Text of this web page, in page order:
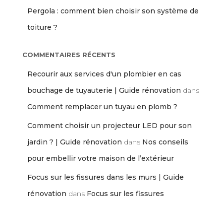
Pergola : comment bien choisir son système de
toiture ?
COMMENTAIRES RÉCENTS
Recourir aux services d'un plombier en cas
bouchage de tuyauterie | Guide rénovation dans
Comment remplacer un tuyau en plomb ?
Comment choisir un projecteur LED pour son
jardin ? | Guide rénovation dans Nos conseils
pour embellir votre maison de l’extérieur
Focus sur les fissures dans les murs | Guide
rénovation dans Focus sur les fissures